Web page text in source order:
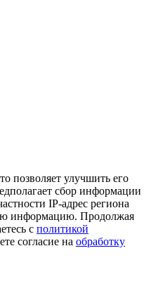
позволяет улучшить его
сбор информации
IP-адрес региона
информацию. Продолжая
с политикой
согласие на обработку